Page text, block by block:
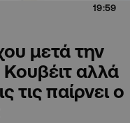
19:59
μετά την
Κουβέιτ αλλά
τις παίρνει ο